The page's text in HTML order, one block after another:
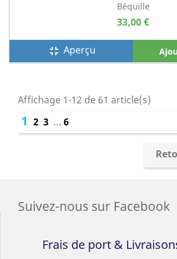
Béquille
33,00 €
fullscreen_exit Aperçu
Affichage 1-12 de 61 article(s)
1 2 3 … 6
Suivez-nous sur Facebook
Frais de port &